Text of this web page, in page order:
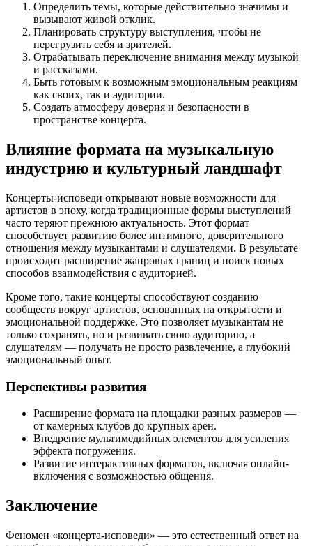
Определить темы, которые действительно значимы и
вызывают живой отклик.
Планировать структуру выступления, чтобы не
перегрузить себя и зрителей.
Отрабатывать переключение внимания между музыкой
и рассказами.
Быть готовым к возможным эмоциональным реакциям
как своих, так и аудитории.
Создать атмосферу доверия и безопасности в
пространстве концерта.
Влияние формата на музыкальную
индустрию и культурный ландшафт
Концерты-исповеди открывают новые возможности для
артистов в эпоху, когда традиционные формы выступлений
часто теряют прежнюю актуальность. Этот формат
способствует развитию более интимного, доверительного
отношения между музыкантами и слушателями. В результате
происходит расширение жанровых границ и поиск новых
способов взаимодействия с аудиторией.
Кроме того, такие концерты способствуют созданию
сообществ вокруг артистов, основанных на открытости и
эмоциональной поддержке. Это позволяет музыкантам не
только сохранять, но и развивать свою аудиторию, а
слушателям — получать не просто развлечение, а глубокий
эмоциональный опыт.
Перспективы развития
Расширение формата на площадки разных размеров —
от камерных клубов до крупных арен.
Внедрение мультимедийных элементов для усиления
эффекта погружения.
Развитие интерактивных форматов, включая онлайн-
включения с возможностью общения.
Заключение
Феномен «концерта-исповеди» — это естественный ответ на